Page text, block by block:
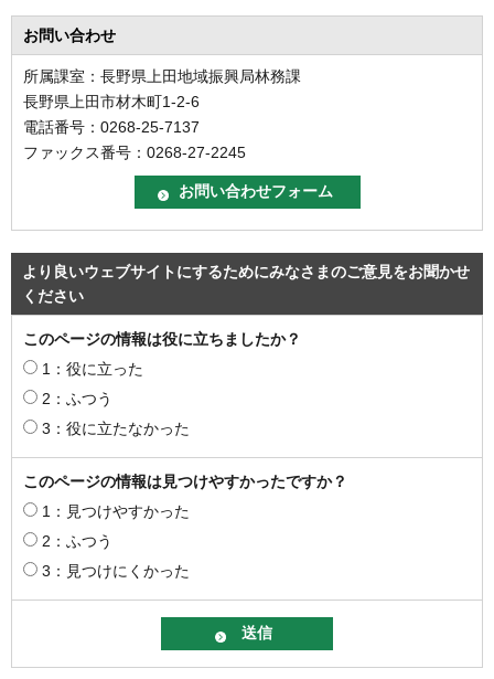
お問い合わせ
所属課室：長野県上田地域振興局林務課
長野県上田市材木町1-2-6
電話番号：0268-25-7137
ファックス番号：0268-27-2245
より良いウェブサイトにするためにみなさまのご意見をお聞かせ
ください
このページの情報は役に立ちましたか？
1：役に立った
2：ふつう
3：役に立たなかった
このページの情報は見つけやすかったですか？
1：見つけやすかった
2：ふつう
3：見つけにくかった